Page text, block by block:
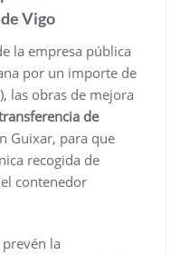
Vigo
la empresa pública
por un importe de
las obras de mejora
de
Guixar, para que
recogida de
contenedor
la